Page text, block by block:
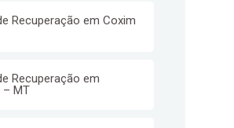
Recuperação em Coxim
Recuperação em
– MT